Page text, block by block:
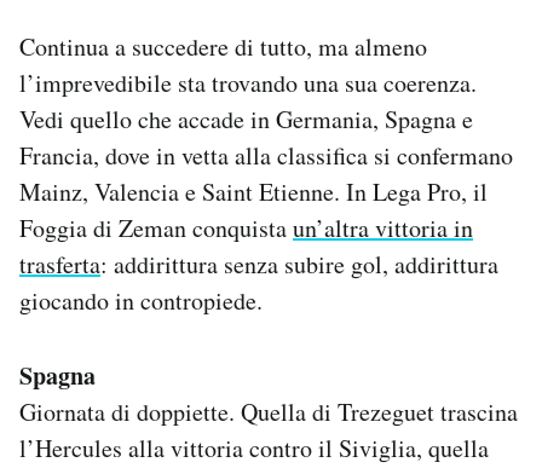
AREA PERSONALE
Area Personale
Newsletter
Notifiche mobile
Regala il Post
Continua a succedere di tutto, ma almeno
l’imprevedibile sta trovando una sua coerenza.
Vedi quello che accade in Germania, Spagna e
Francia, dove in vetta alla classifica si confermano
Mainz, Valencia e Saint Etienne. In Lega Pro, il
Foggia di Zeman conquistaun’altra vittoria in
trasferta: addirittura senza subire gol, addirittura
giocando in contropiede.
Spagna
Giornata di doppiette. Quella di Trezeguet trascina
l’Hercules alla vittoria contro il Siviglia, quella